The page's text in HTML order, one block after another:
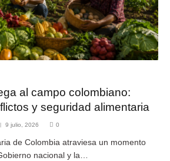
al campo colombiano:
y seguridad alimentaria
9 julio, 2026 0
de Colombia atraviesa un momento
nacional y la…